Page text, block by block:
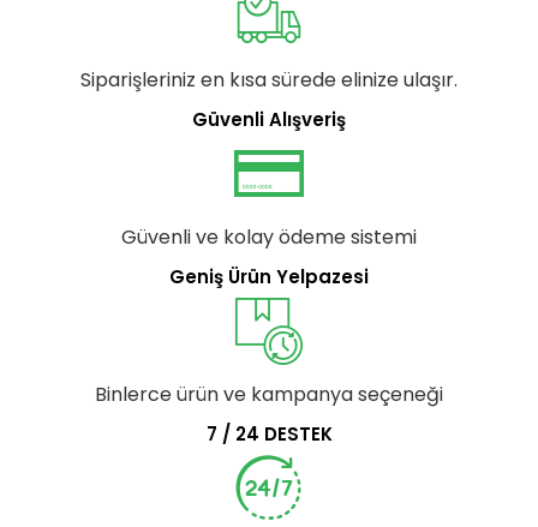
Siparişleriniz en kısa sürede elinize ulaşır.
Güvenli Alışveriş
Güvenli ve kolay ödeme sistemi
Geniş Ürün Yelpazesi
Binlerce ürün ve kampanya seçeneği
7 / 24 DESTEK